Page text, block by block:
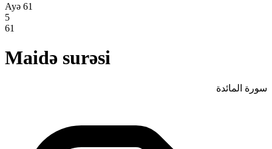
Ayə 61
5
61
Maidə surəsi
سورة المائدة